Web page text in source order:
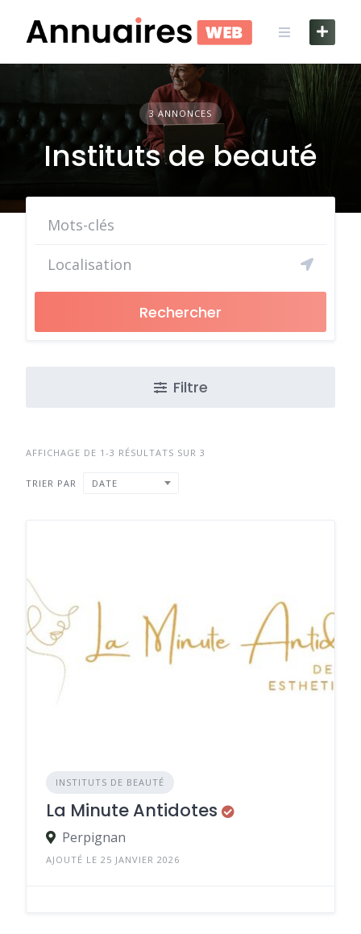
content
3 ANNONCES
Instituts de beauté
Rechercher
Filtre
AFFICHAGE DE 1-3 RÉSULTATS SUR 3
TRIER PAR DATE
INSTITUTS DE BEAUTÉ
La Minute Antidotes
Perpignan
AJOUTÉ LE 25 JANVIER 2026